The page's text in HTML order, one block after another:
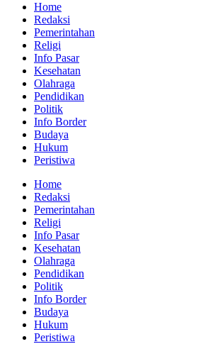
Home
Redaksi
Pemerintahan
Religi
Info Pasar
Kesehatan
Olahraga
Pendidikan
Politik
Info Border
Budaya
Hukum
Peristiwa
Home
Redaksi
Pemerintahan
Religi
Info Pasar
Kesehatan
Olahraga
Pendidikan
Politik
Info Border
Budaya
Hukum
Peristiwa